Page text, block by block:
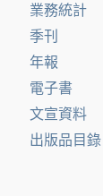
業務統計
季刊
年報
電子書
文宣資料
出版品目錄